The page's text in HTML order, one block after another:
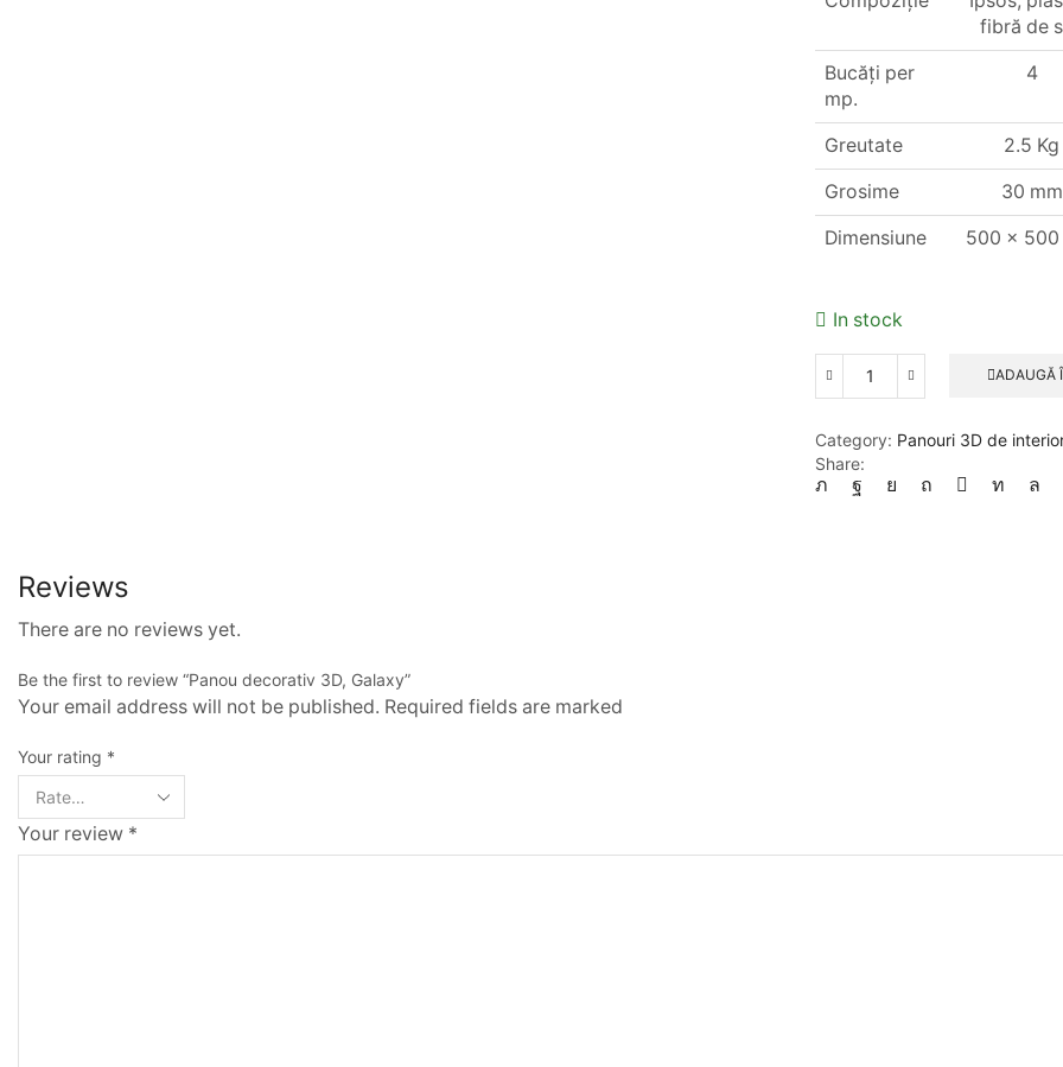
fibră de
Bucăți per
mp.
4
Greutate 2.5 Kg
Grosime 30 mm
Dimensiune 500 x 500
In stock
ADAUGĂ
Category: Panouri 3D de
Share:
Reviews
There are no reviews yet.
Be the first to review “Panou decorativ 3D, Galaxy”
Your email address will not be published. Required fields are marked
Your rating *
Your review *